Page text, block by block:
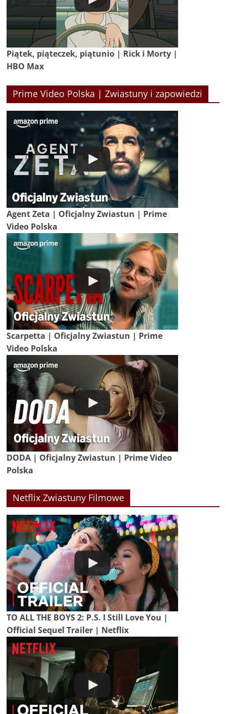
Piątek, piąteczek, piątunio | Rick i Morty |
HBO Max
Prime Video Polska | Zwiastuny i zapowiedzi
Agent Zeta | Oficjalny Zwiastun | Prime
Video Polska
Scarpetta | Oficjalny Zwiastun | Prime
Video Polska
DODA | Oficjalny Zwiastun | Prime Video
Polska
Netflix Zwiastuny Filmowe
TO ALL THE BOYS 2: P.S. I Still Love You |
Official Sequel Trailer | Netflix